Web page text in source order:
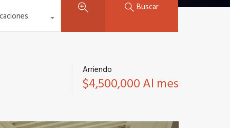
Buscar
Arriendo
$4,500,000 Al mes